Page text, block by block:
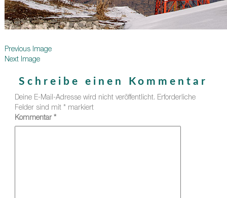
Previous Image
Next Image
Schreibe einen Kommentar
Deine E-Mail-Adresse wird nicht veröffentlicht. Erforderliche
Felder sind mit * markiert
Kommentar *